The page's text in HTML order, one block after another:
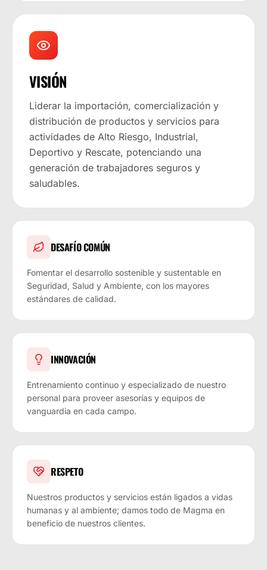
VISIÓN
Liderar la importación, comercialización y
distribución de productos y servicios para
actividades de Alto Riesgo, Industrial,
Deportivo y Rescate, potenciando una
generación de trabajadores seguros y
saludables.
DESAFÍO COMÚN
Fomentar el desarrollo sostenible y sustentable en
Seguridad, Salud y Ambiente, con los mayores
estándares de calidad.
INNOVACIÓN
Entrenamiento continuo y especializado de nuestro
personal para proveer asesorías y equipos de
vanguardia en cada campo.
RESPETO
Nuestros productos y servicios están ligados a vidas
humanas y al ambiente; damos todo de Magma en
beneficio de nuestros clientes.